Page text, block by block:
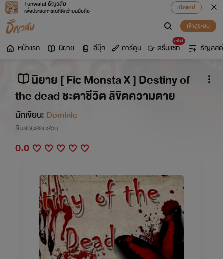
Tunwalai ธัญวลัย
เพื่อประสบการณ์ที่ดีกว่าบนมือถือ
เปิดแอป
เข้าสู่ระบบ
หน้าแรก นิยาย อีบุ๊ก การ์ตูน
มาใหม่
ดรีมแชท ธัญลิสต์
นิยาย [ Fic Monsta X ] Destiny of
the dead ชะตาชีวิต ลิขิตความตาย
นักเขียน: Dominic
สืบสวนสอบสวน
0.0